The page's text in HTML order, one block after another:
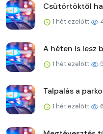
Csütörtöktől
1 hét ezelőtt
A héten is lesz
1 hét ezelőtt
Talpalás a
1 hét ezelőtt